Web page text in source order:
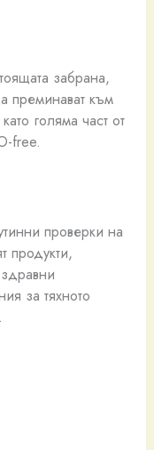
забрана,
преминават към
голяма част от
free.
проверки на
продукти,
за тяхното